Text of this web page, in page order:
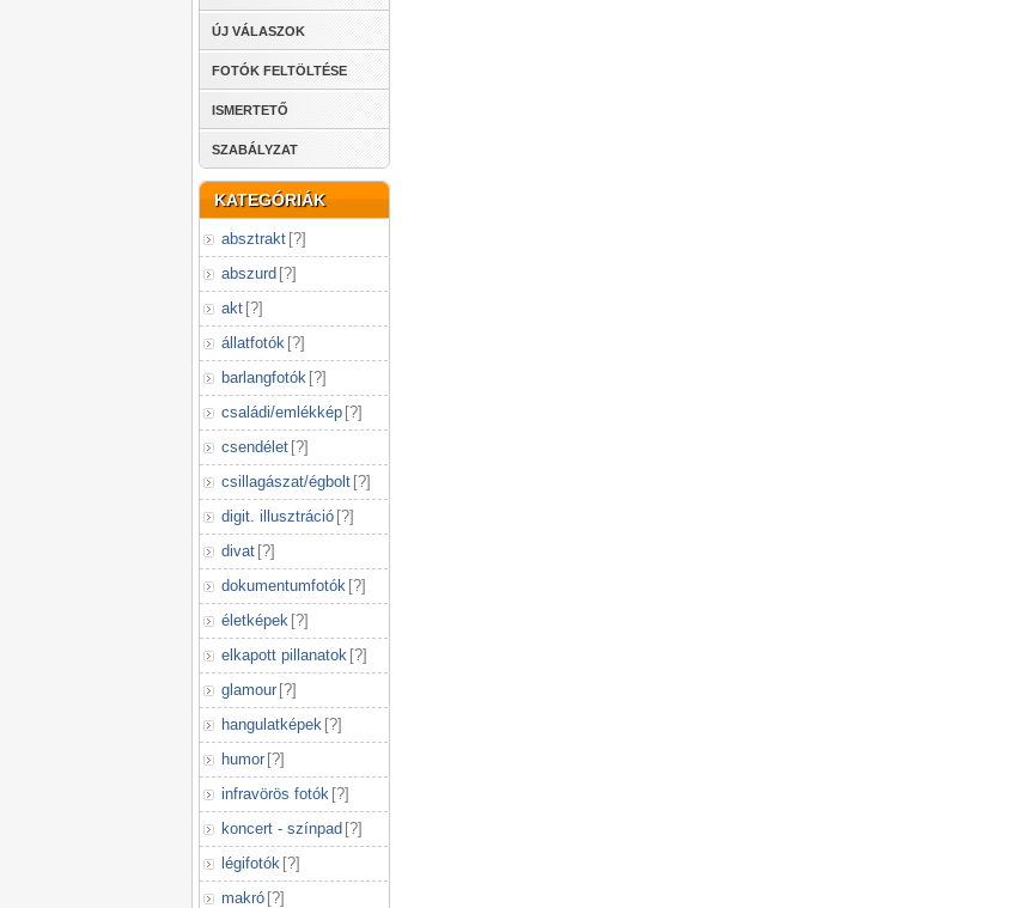
ÚJ VÁLASZOK
FOTÓK FELTÖLTÉSE
ISMERTETŐ
SZABÁLYZAT
KATEGÓRIÁK
absztrakt [?]
abszurd [?]
akt [?]
állatfotók [?]
barlangfotók [?]
családi/emlékkép [?]
csendélet [?]
csillagászat/égbolt [?]
digit. illusztráció [?]
divat [?]
dokumentumfotók [?]
életképek [?]
elkapott pillanatok [?]
glamour [?]
hangulatképek [?]
humor [?]
infravörös fotók [?]
koncert - színpad [?]
légifotók [?]
makró [?]